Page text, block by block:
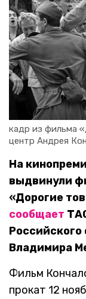
кадр из фильма
центр Андрея
На
выдвинули
«Дорогие
сообщает
Российского
Владимира
Фильм
прокат 12